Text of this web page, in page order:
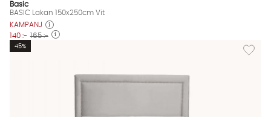
Basic
BASIC Lakan 150x250cm Vit
KAMPANJ
140 :- 165 :-
Lägg
45%